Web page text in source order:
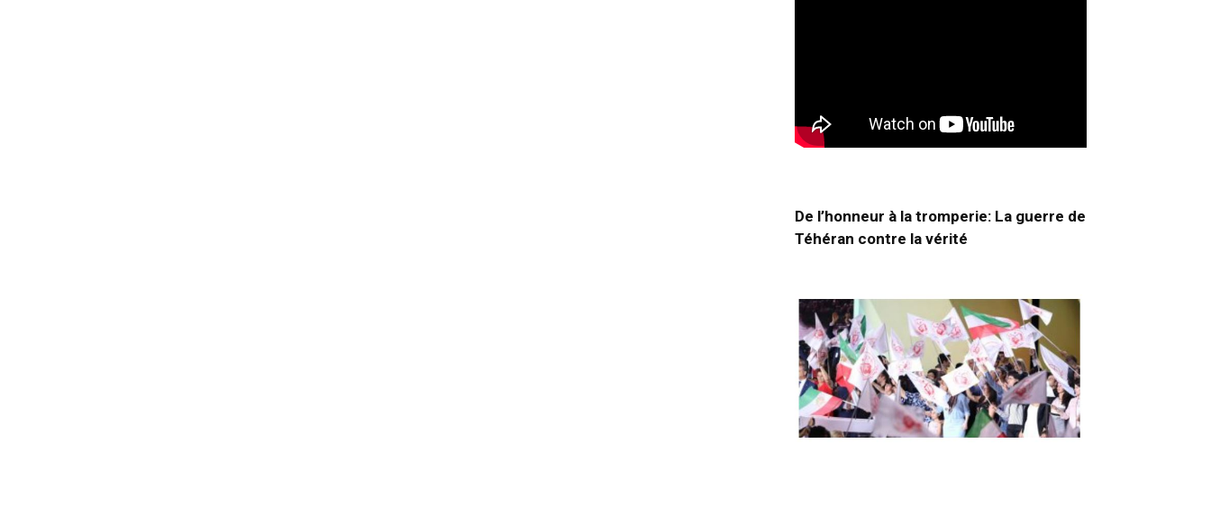
De l’honneur à la tromperie: La guerre de
Téhéran contre la vérité